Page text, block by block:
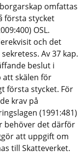
omfattas
första stycket
OSL.
och det
Av 37 kap.
beslut i
att skälen för
första stycket. För
krav på
(1991:481)
behöver det därför
att uppgift om
till Skatteverket.